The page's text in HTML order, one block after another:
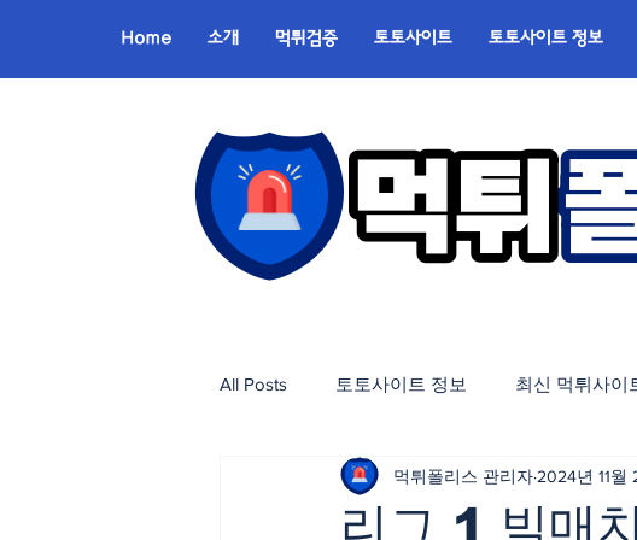
Home 소개 먹튀검증 토토사이트 토토사이트 정보
All Posts 토토사이트 정보 최신 먹튀사이
리그 1 빅매
먹튀폴리스 관리자 2024년 11월